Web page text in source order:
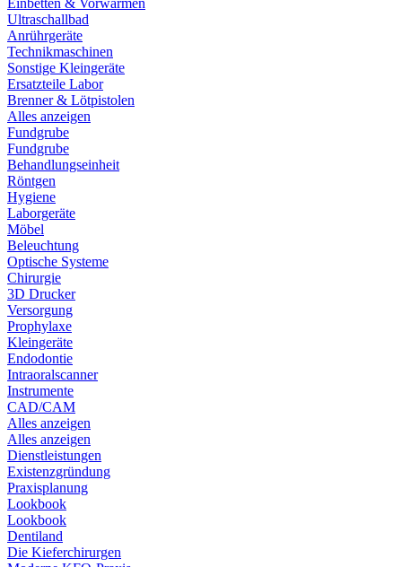
Einbetten & Vorwärmen
Ultraschallbad
Anrührgeräte
Technikmaschinen
Sonstige Kleingeräte
Ersatzteile Labor
Brenner & Lötpistolen
Alles anzeigen
Fundgrube
Fundgrube
Behandlungseinheit
Röntgen
Hygiene
Laborgeräte
Möbel
Beleuchtung
Optische Systeme
Chirurgie
3D Drucker
Versorgung
Prophylaxe
Kleingeräte
Endodontie
Intraoralscanner
Instrumente
CAD/CAM
Alles anzeigen
Alles anzeigen
Dienstleistungen
Existenzgründung
Praxisplanung
Lookbook
Lookbook
Dentiland
Die Kieferchirurgen